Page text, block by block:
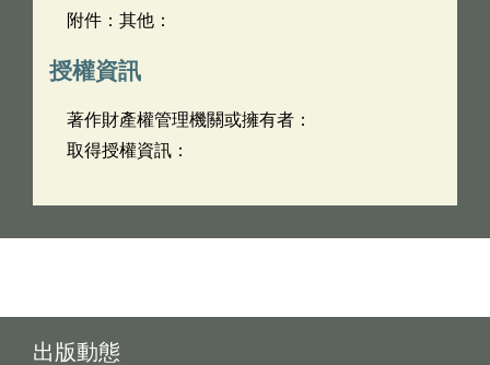
附件：其他：
授權資訊
著作財產權管理機關或擁有者：
取得授權資訊：
出版動態